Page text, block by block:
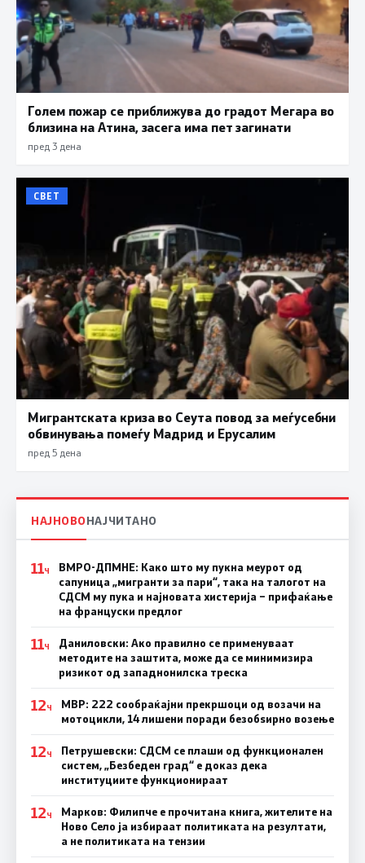
Голем пожар се приближува до градот Мегара во
близина на Атина, засега има пет загинати
пред 3 дена
СВЕТ
Мигрантската криза во Сеута повод за меѓусебни
обвинувања помеѓу Мадрид и Ерусалим
пред 5 дена
НАЈНОВОНАЈЧИТАНО
11Ч
ВМРО-ДПМНЕ: Како што му пукна меурот од
сапуница „мигранти за пари“, така на талогот на
СДСМ му пука и најновата хистерија – прифаќање
на француски предлог
11Ч
Даниловски: Ако правилно се применуваат
методите на заштита, може да се минимизира
ризикот од западнонилска треска
12Ч
МВР: 222 сообраќајни прекршоци од возачи на
мотоцикли, 14 лишени поради безобѕирно возење
12Ч
Петрушевски: СДСМ се плаши од функционален
систем, „Безбеден град“ е доказ дека
институциите функционираат
12Ч
Марков: Филипче е прочитана книга, жителите на
Ново Село ја избираат политиката на резултати,
а не политиката на тензии